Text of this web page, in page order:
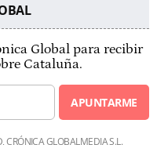
Global para recibir
Cataluña.
APUNTARME
GLOBALMEDIA S.L.